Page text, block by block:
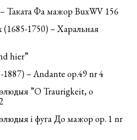
– Таката Фа мажор BuxWV 156
(1685-1750) – Харальная
hier”
– Andante op.49 nr 4
”O Traurigkeit, o
і фуга До мажор op. 1 nr